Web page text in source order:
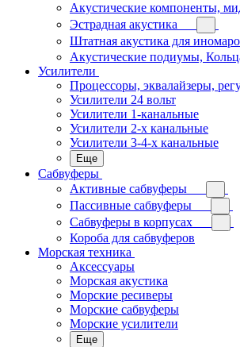
Акустические компоненты,
Эстрадная акустика
Штатная акустика для
Акустические подиумы,
Усилители
Процессоры, эквалайзеры,
Усилители 24 вольт
Усилители 1-канальные
Усилители 2-х канальные
Усилители 3-4-х канальные
Еще
Сабвуферы
Активные сабвуферы
Пассивные сабвуферы
Сабвуферы в корпусах
Короба для сабвуферов
Морская техника
Аксессуары
Морская акустика
Морские ресиверы
Морские сабвуферы
Морские усилители
Еще